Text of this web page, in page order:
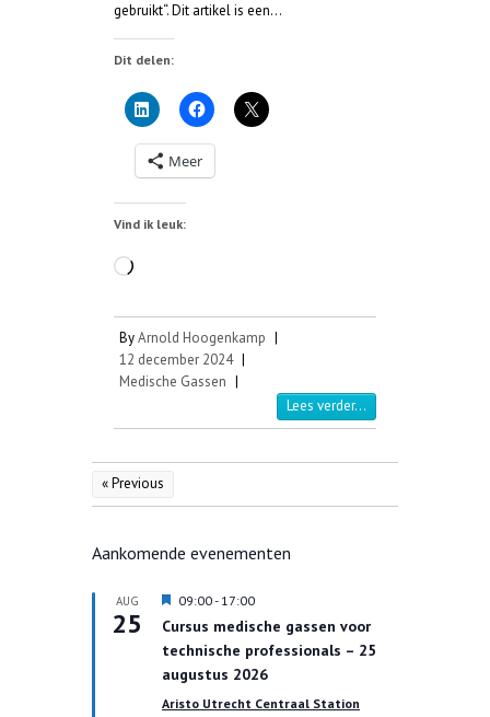
gebruikt“. Dit artikel is een…
Dit delen:
Meer
Vind ik leuk:
Aan
ByArnold Hoogenkamp |
12 december 2024 |
Medische Gassen |
Lees verder...
« Previous
Aankomende evenementen
AUG
25
U
t
g
e
l
i
09:00- 17:00
Cursus medische gassen voor
technische professionals – 25
augustus 2026
Aristo Utrecht Centraal Station